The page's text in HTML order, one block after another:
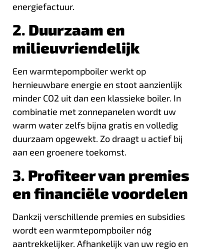
energiefactuur.
2. Duurzaam en
milieuvriendelijk
Een warmtepompboiler werkt op
hernieuwbare energie en stoot aanzienlijk
minder CO2 uit dan een klassieke boiler. In
combinatie met zonnepanelen wordt uw
warm water zelfs bijna gratis en volledig
duurzaam opgewekt. Zo draagt u actief bij
aan een groenere toekomst.
3. Profiteer van premies
en financiële voordelen
Dankzij verschillende premies en subsidies
wordt een warmtepompboiler nóg
aantrekkelijker. Afhankelijk van uw regio en